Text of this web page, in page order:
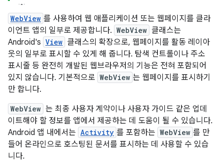
WebView 를 사용하여 웹 애플리케이션 또는 웹페이지를 클라
이언트 앱의 일부로 제공합니다. WebView 클래스는
Android's View 클래스의 확장으로, 웹페이지를 활동 레이아
웃의 일부로 표시할 수 있게 해 줍니다. 탐색 컨트롤이나 주소
표시줄 등 완전히 개발된 웹브라우저의 기능은 전혀 포함되어
있지 않습니다. 기본적으로 WebView 는 웹페이지를 표시하기
만 합니다.
WebView 는 최종 사용자 계약이나 사용자 가이드 같은 업데
이트해야 할 정보를 앱에서 제공하는 데 도움이 될 수 있습니다.
Android 앱 내에서는 Activity 를 포함하는 WebView 를 만
들어 온라인으로 호스팅된 문서를 표시하는 데 사용할 수 있습
니다.